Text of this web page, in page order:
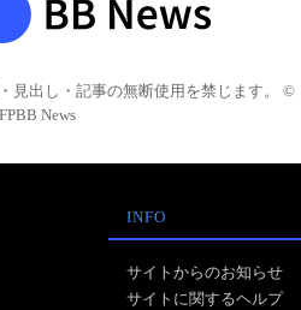
見出し・記事の無断使用を禁じます。 ©
News
INFO
サイトからのお知らせ
サイトに関するヘルプ